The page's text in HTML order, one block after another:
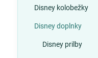
Disney kolobežky
Disney doplnky
Disney prilby